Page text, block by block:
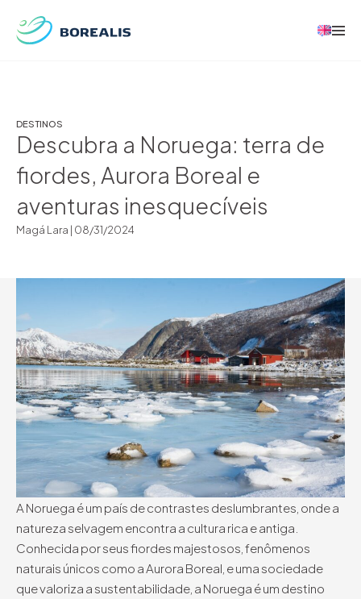
DESTINOS
Descubra a Noruega: terra de
fiordes, Aurora Boreal e
aventuras inesquecíveis
Magá Lara | 08/31/2024
A Noruega é um país de contrastes deslumbrantes, onde a
natureza selvagem encontra a cultura rica e antiga.
Conhecida por seus fiordes majestosos, fenômenos
naturais únicos como a Aurora Boreal, e uma sociedade
que valoriza a sustentabilidade, a Noruega é um destino